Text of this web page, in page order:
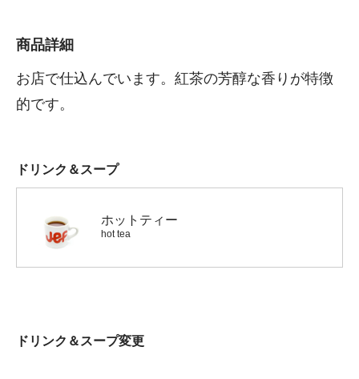
商品詳細
お店で仕込んでいます。紅茶の芳醇な香りが特徴
的です。
ドリンク＆スープ
ホットティー
hot tea
ドリンク＆スープ変更